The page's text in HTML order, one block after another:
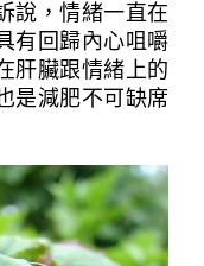
說，情緒一直在
有回歸內心咀嚼
肝臟跟情緒上的
是減肥不可缺席